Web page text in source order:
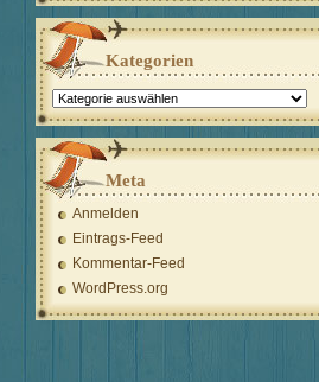
Kategorien
Kategorien
Meta
Anmelden
Eintrags-Feed
Kommentar-Feed
WordPress.org